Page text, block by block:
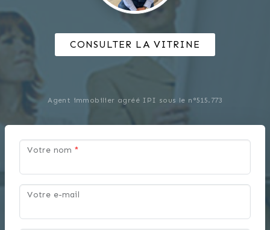
CONSULTER LA VITRINE
Agent immobilier agréé IPI sous le n°515.773
Votre nom *
Votre e-mail